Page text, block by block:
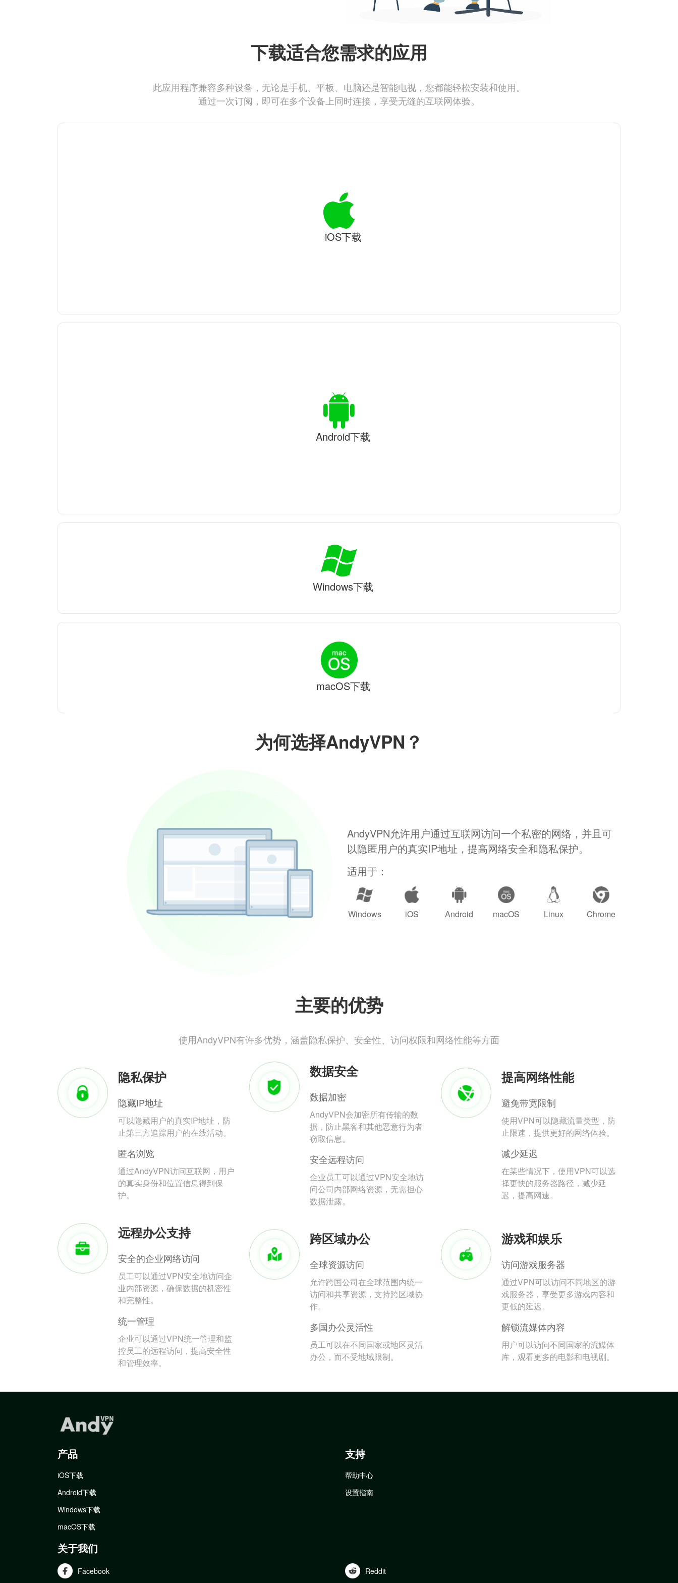
为何选择AndyVPN？
AndyVPN允许用户通过互联网访问一个私密的网络，并且可
以隐匿用户的真实IP地址，提高网络安全和隐私保护。
适用于：
Windows iOS Android macOS Linux Chrome
主要的优势
使用AndyVPN有许多优势，涵盖隐私保护、安全性、访问权限和网络性能等方面
隐私保护
隐藏IP地址
可以隐藏用户的真实IP地址，防
止第三方追踪用户的在线活动。
匿名浏览
通过AndyVPN访问互联网，用户
的真实身份和位置信息得到保
护。
数据安全
数据加密
AndyVPN会加密所有传输的数
据，防止黑客和其他恶意行为者
窃取信息。
安全远程访问
企业员工可以通过VPN安全地访
问公司内部网络资源，无需担心
数据泄露。
提高网络性能
避免带宽限制
使用VPN可以隐藏流量类型，防
止限速，提供更好的网络体验。
减少延迟
在某些情况下，使用VPN可以选
择更快的服务器路径，减少延
迟，提高网速。
远程办公支持
安全的企业网络访问
员工可以通过VPN安全地访问企
业内部资源，确保数据的机密性
和完整性。
统一管理
企业可以通过VPN统一管理和监
控员工的远程访问，提高安全性
和管理效率。
跨区域办公
全球资源访问
允许跨国公司在全球范围内统一
访问和共享资源，支持跨区域协
作。
多国办公灵活性
员工可以在不同国家或地区灵活
办公，而不受地域限制。
游戏和娱乐
访问游戏服务器
通过VPN可以访问不同地区的游
戏服务器，享受更多游戏内容和
更低的延迟。
解锁流媒体内容
用户可以访问不同国家的流媒体
库，观看更多的电影和电视剧。
下载适合您需求的应用
此应用程序兼容多种设备，无论是手机、平板、电脑还是智能电视，您都能轻松安装和使用。
通过一次订阅，即可在多个设备上同时连接，享受无缝的互联网体验。
iOS下载
Android下载
Windows下载
macOS下载
产品
iOS下载
Android下载
Windows下载
macOS下载
支持
帮助中心
设置指南
关于我们
Facebook Reddit